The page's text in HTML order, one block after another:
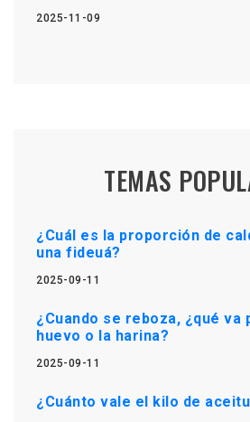
2025-11-09
TEMAS
¿Cuál es la proporción de
una fideuá?
2025-09-11
¿Cuando se reboza, ¿qué va
huevo o la harina?
2025-09-11
¿Cuánto vale el kilo de